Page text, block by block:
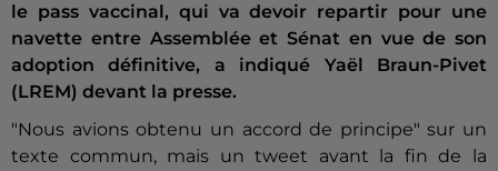
le pass vaccinal, qui va devoir repartir pour une
navette entre Assemblée et Sénat en vue de son
adoption définitive, a indiqué Yaël Braun-Pivet
(LREM) devant la presse.
"Nous avions obtenu un accord de principe" sur un
texte commun, mais un tweet avant la fin de la